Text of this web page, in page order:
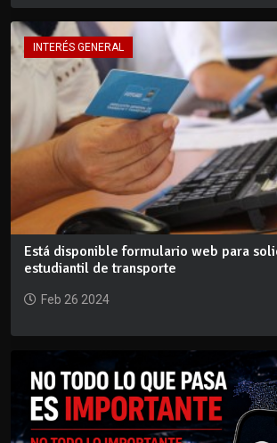
INTERÉS GENERAL
Está disponible formulario web para
estudiantil de transporte
Feb 26 2024